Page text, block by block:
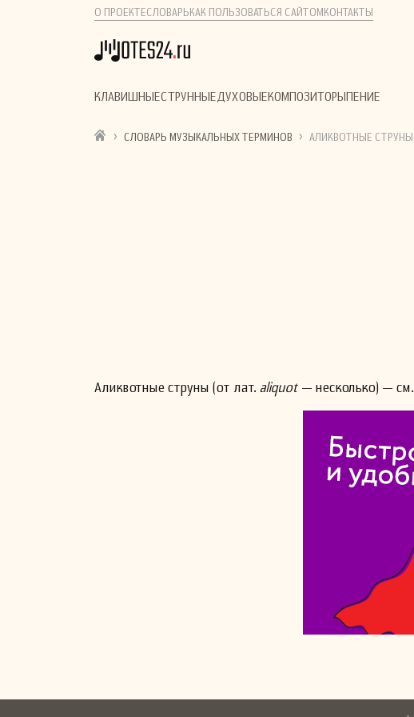
О ПРОЕКТЕСЛОВАРЬ КАК ПОЛЬЗОВАТЬСЯ САЙТОМ КОНТАКТЫ
КЛАВИШНЫЕСТРУННЫЕДУХОВЫЕКОМПОЗИТОРЫ ПЕНИЕ
› СЛОВАРЬ МУЗЫКАЛЬНЫХ ТЕРМИНОВ › АЛИКВОТНЫЕ СТРУНЫ
Аликвотные струны (от лат. aliquot— несколько) — см.